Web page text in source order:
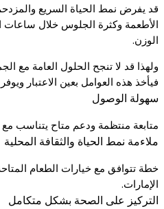
قد يفرض نمط الحياة السريع
الأطعمة وكثرة الجلوس خلال ساعات
الوزن.
ولهذا قد لا تنجح الحلول العامة مع
فيأخذ هذه العوامل بعين الاعتبار
سهولة الوصول
متابعة منتظمة ودعم متاح يتناسب مع
ملاءمة نمط الحياة والثقافة المحلية
خطة تتوافق مع خيارات الطعام
الإمارات.
التركيز على الصحة بشكل متكامل